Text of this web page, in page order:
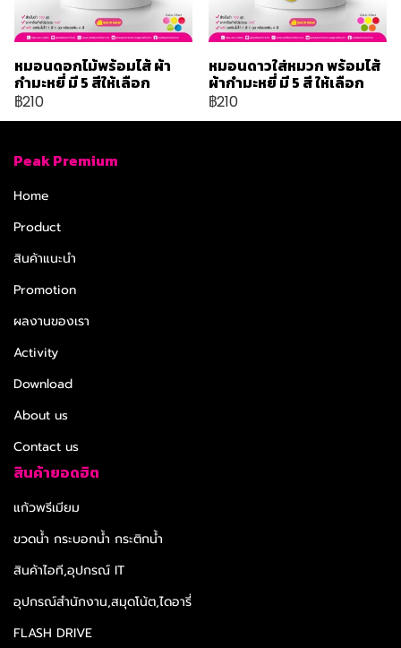
หมอนดอกไม้พร้อมไส้ ผ้า
กำมะหยี่ มี 5 สีให้เลือก
฿210
หมอนดาวใส่หมวก พร้อมไส้
ผ้ากำมะหยี่ มี 5 สี ให้เลือก
฿210
Peak Premium
Home
Product
สินค้าแนะนำ
Promotion
ผลงานของเรา
Activity
Download
About us
Contact us
สินค้ายอดฮิต
แก้วพรีเมียม
ขวดน้ำ กระบอกน้ำ กระติกน้ำ
สินค้าไอที,อุปกรณ์ IT
อุปกรณ์สำนักงาน,สมุดโน้ต,ไดอารี่
FLASH DRIVE